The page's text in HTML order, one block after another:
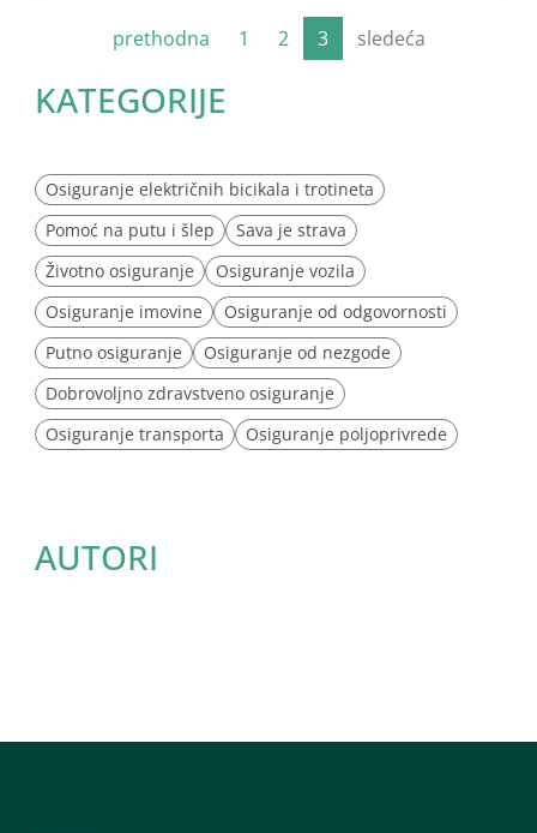
prethodna 1 2 3 sledeća
KATEGORIJE
Osiguranje električnih bicikala i trotineta
Pomoć na putu i šlep
Sava je strava
Životno osiguranje
Osiguranje vozila
Osiguranje imovine
Osiguranje od odgovornosti
Putno osiguranje
Osiguranje od nezgode
Dobrovoljno zdravstveno osiguranje
Osiguranje transporta
Osiguranje poljoprivrede
AUTORI